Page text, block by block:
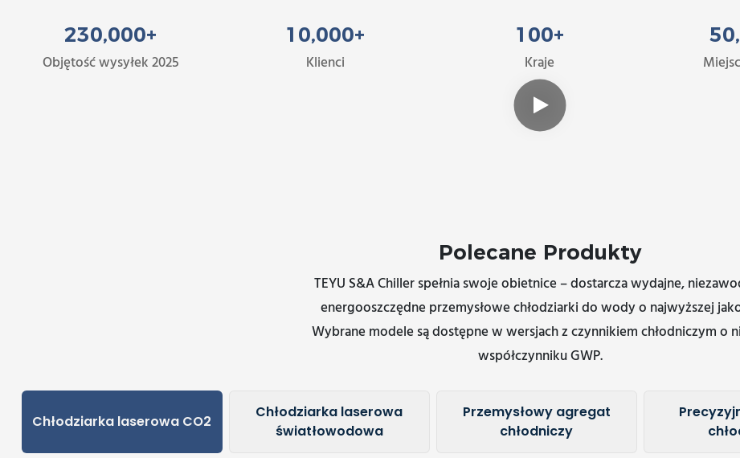
230,000+
Objętość wysyłek 2025
10,000+
Klienci
100+
Kraje
50
Polecane Produkty
TEYU S&A Chiller spełnia swoje obietnice – dostarcza wydajne,
energooszczędne przemysłowe chłodziarki do wody o najwyższej
Wybrane modele są dostępne w wersjach z czynnikiem chłodniczym o
współczynniku GWP.
Chłodziarka laserowa CO2
Chłodziarka laserowa
światłowodowa
Przemysłowy agregat
chłodniczy